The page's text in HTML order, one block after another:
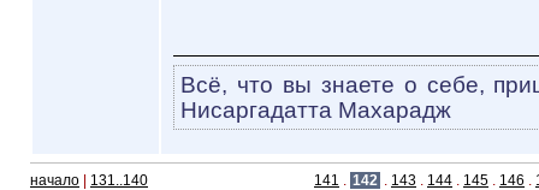
Всё, что вы знаете о себе,
Нисаргадатта Махарадж
начало 131..140 141 . 142 . 143 . 144 . 145 . 146 .